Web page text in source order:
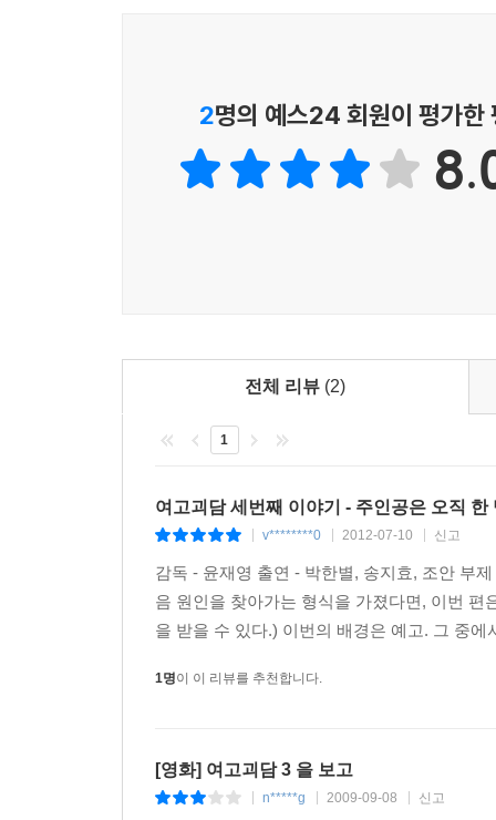
2명의 예스24 회원이 평가한
전체 리뷰 (2)
1
여고괴담 세번째 이야기 - 주인공은 오직 한
v********0 2012-07-10 신고
감독 - 윤재영 출연 - 박한별, 송지효, 조안 부
음 원인을 찾아가는 형식을 가졌다면, 이번
을 받을 수 있다.) 이번의 배경은 예고. 그 중
1명이 이 리뷰를 추천합니다.
[영화] 여고괴담 3 을 보고
n*****g 2009-09-08 신고